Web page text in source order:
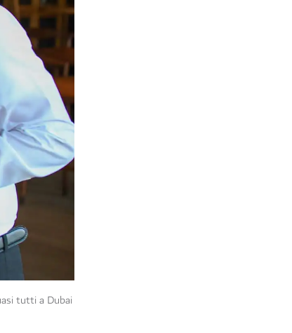
tutti a Dubai